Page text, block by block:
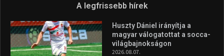
A legfrissebb hírek
Huszty Dániel irányítja a
magyar válogatottat a socca-
világbajnokságon
2026.08.07.